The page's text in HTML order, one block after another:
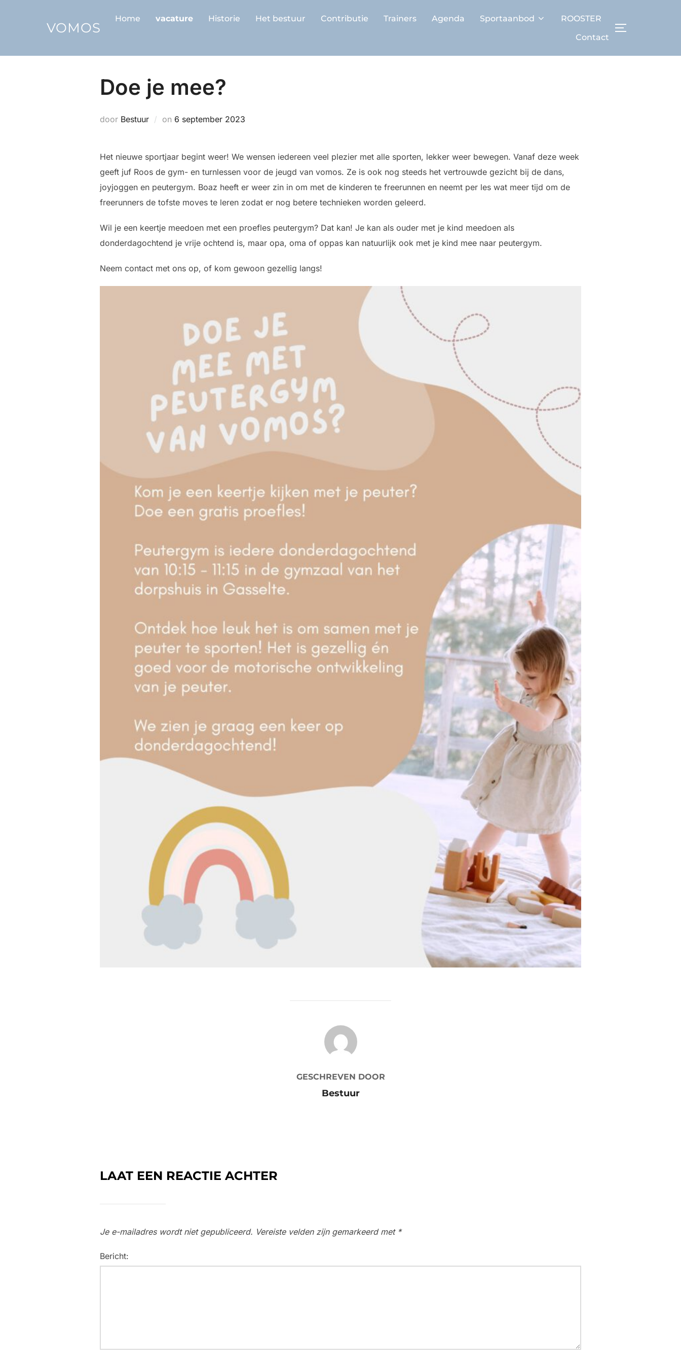
VOMOS
Home vacature Historie Het bestuur Contributie Trainers Agenda Sportaanbod
ROOSTER
Contact
TOGGLE
Doe je mee?
door Bestuur on Geplaatst
6 september 2023
Het nieuwe sportjaar begint weer! We wensen iedereen veel plezier met alle sporten, lekker weer bewegen. Vanaf deze week
geeft juf Roos de gym- en turnlessen voor de jeugd van vomos. Ze is ook nog steeds het vertrouwde gezicht bij de dans,
joyjoggen en peutergym. Boaz heeft er weer zin in om met de kinderen te freerunnen en neemt per les wat meer tijd om de
freerunners de tofste moves te leren zodat er nog betere technieken worden geleerd.
Wil je een keertje meedoen met een proefles peutergym? Dat kan! Je kan als ouder met je kind meedoen als
donderdagochtend je vrije ochtend is, maar opa, oma of oppas kan natuurlijk ook met je kind mee naar peutergym.
Neem contact met ons op, of kom gewoon gezellig langs!
BERICHTAUTEUR
GESCHREVEN DOOR
Bestuur
LAAT EEN REACTIE ACHTER
Je e-mailadres wordt niet gepubliceerd. Vereiste velden zijn gemarkeerd met *
Bericht: